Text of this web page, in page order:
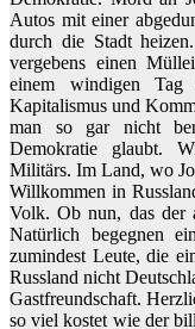
Autos mit einer
durch die Stadt
vergebens einen
einem windigen
Kapitalismus und
man so gar nicht
Demokratie glaubt.
Militärs. Im Land, wo
Willkommen in
Volk. Ob nun, das der
Natürlich begegnen
zumindest Leute, die
Russland nicht
Gastfreundschaft.
so viel kostet wie der